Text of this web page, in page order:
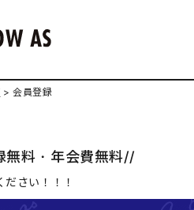
会員登録
無料・年会費無料//
さい！！！